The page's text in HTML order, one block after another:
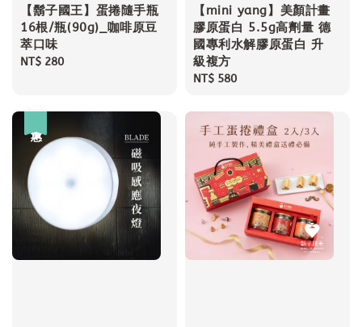
【鬍子國王】蛋捲隨手瓶
16根/瓶(90g)_咖啡原豆
萃口味
Regular
NT$ 280
【mini yang】美顏計畫
膠原蛋白 5.5g高劑量 德
國專利水解膠原蛋白 升
級複方
Regular
NT$ 580